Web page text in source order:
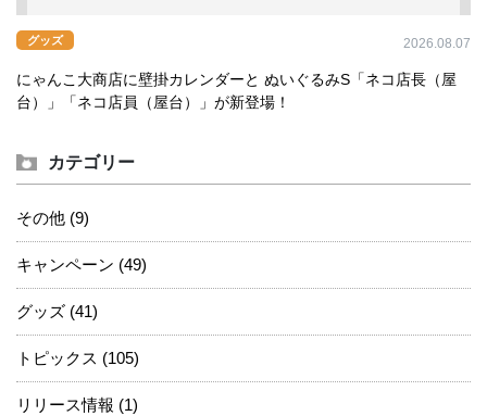
グッズ 2026.08.07
にゃんこ大商店に壁掛カレンダーと ぬいぐるみS「ネコ店長（屋
台）」「ネコ店員（屋台）」が新登場！
カテゴリー
その他 (9)
キャンペーン (49)
グッズ (41)
トピックス (105)
リリース情報 (1)